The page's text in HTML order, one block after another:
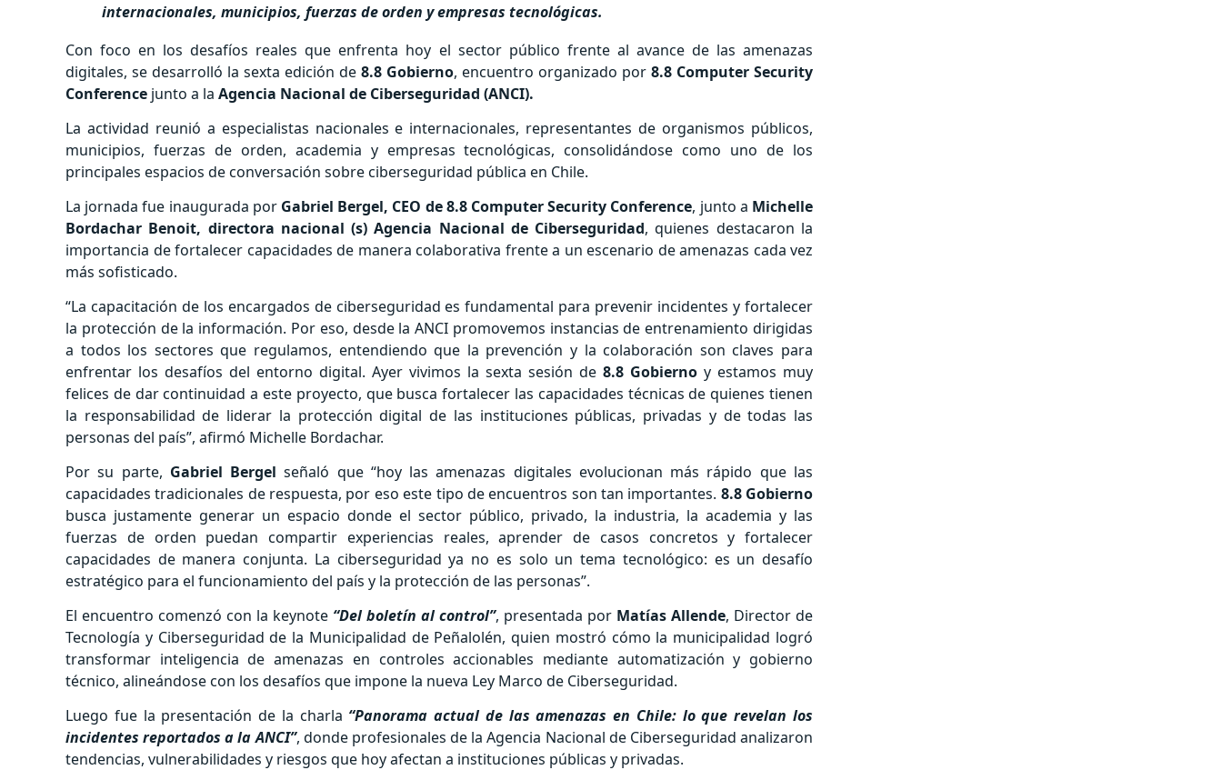
internacionales, municipios, fuerzas de orden y empresas tecnológicas.
Con foco en los desafíos reales que enfrenta hoy el sector público frente al avance de las amenazas
digitales, se desarrolló la sexta edición de 8.8 Gobierno, encuentro organizado por 8.8 Computer Security
Conference junto a la Agencia Nacional de Ciberseguridad (ANCI).
La actividad reunió a especialistas nacionales e internacionales, representantes de organismos públicos,
municipios, fuerzas de orden, academia y empresas tecnológicas, consolidándose como uno de los
principales espacios de conversación sobre ciberseguridad pública en Chile.
La jornada fue inaugurada por Gabriel Bergel, CEO de 8.8 Computer Security Conference, junto a Michelle
Bordachar Benoit, directora nacional (s) Agencia Nacional de Ciberseguridad, quienes destacaron la
importancia de fortalecer capacidades de manera colaborativa frente a un escenario de amenazas cada vez
más sofisticado.
“La capacitación de los encargados de ciberseguridad es fundamental para prevenir incidentes y fortalecer
la protección de la información. Por eso, desde la ANCI promovemos instancias de entrenamiento dirigidas
a todos los sectores que regulamos, entendiendo que la prevención y la colaboración son claves para
enfrentar los desafíos del entorno digital. Ayer vivimos la sexta sesión de 8.8 Gobierno y estamos muy
felices de dar continuidad a este proyecto, que busca fortalecer las capacidades técnicas de quienes tienen
la responsabilidad de liderar la protección digital de las instituciones públicas, privadas y de todas las
personas del país”, afirmó Michelle Bordachar.
Por su parte, Gabriel Bergelseñaló que “hoy las amenazas digitales evolucionan más rápido que las
capacidades tradicionales de respuesta, por eso este tipo de encuentros son tan importantes. 8.8 Gobierno
busca justamente generar un espacio donde el sector público, privado, la industria, la academia y las
fuerzas de orden puedan compartir experiencias reales, aprender de casos concretos y fortalecer
capacidades de manera conjunta. La ciberseguridad ya no es solo un tema tecnológico: es un desafío
estratégico para el funcionamiento del país y la protección de las personas”.
El encuentro comenzó con la keynote “Del boletín al control”, presentada por Matías Allende, Director de
Tecnología y Ciberseguridad de la Municipalidad de Peñalolén, quien mostró cómo la municipalidad logró
transformar inteligencia de amenazas en controles accionables mediante automatización y gobierno
técnico, alineándose con los desafíos que impone la nueva Ley Marco de Ciberseguridad.
Luego fue la presentación de la charla “Panorama actual de las amenazas en Chile: lo que revelan los
incidentes reportados a la ANCI”, donde profesionales de la Agencia Nacional de Ciberseguridad analizaron
tendencias, vulnerabilidades y riesgos que hoy afectan a instituciones públicas y privadas.